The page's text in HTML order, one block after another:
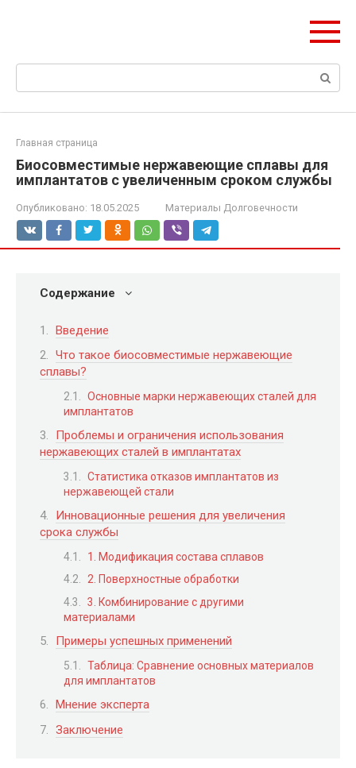
Поиск:
Главная страница
Биосовместимые нержавеющие сплавы для
имплантатов с увеличенным сроком службы
Опубликовано: 18.05.2025 Материалы Долговечности
Содержание
Введение
Что такое биосовместимые нержавеющие
сплавы?
Основные марки нержавеющих сталей для
имплантатов
Проблемы и ограничения использования
нержавеющих сталей в имплантатах
Статистика отказов имплантатов из
нержавеющей стали
Инновационные решения для увеличения
срока службы
1. Модификация состава сплавов
2. Поверхностные обработки
3. Комбинирование с другими
материалами
Примеры успешных применений
Таблица: Сравнение основных материалов
для имплантатов
Мнение эксперта
Заключение